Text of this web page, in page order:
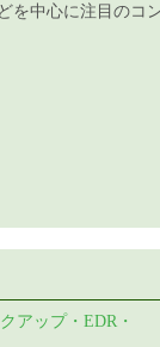
を中心に注目のコ
アップ・EDR・